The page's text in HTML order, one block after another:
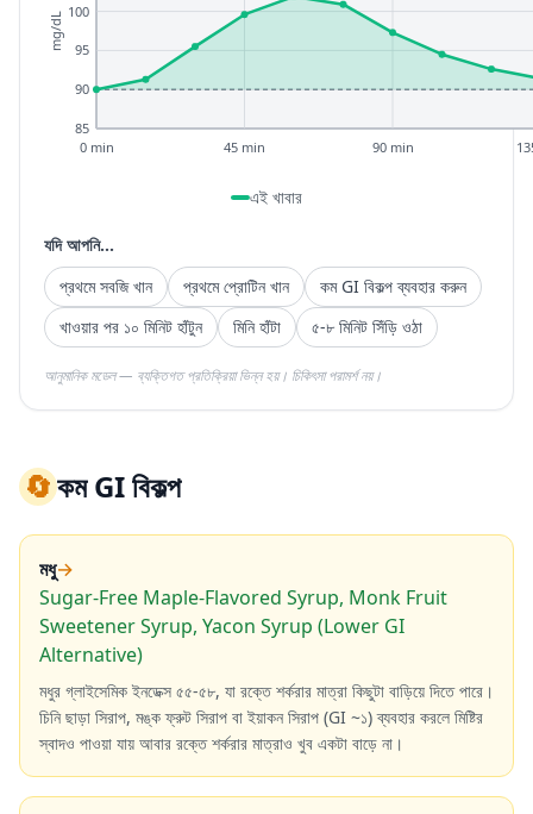
85
90
95
100
0 min 45 min 90 min
mg/dL
এই খাবার
যদি আপনি...
প্রথমে সবজি খান
প্রথমে প্রোটিন খান
কম GI বিকল্প ব্যবহার করুন
খাওয়ার পর ১০ মিনিট হাঁটুন
মিনি হাঁটা ৫-৮ মিনিট সিঁড়ি ওঠা
আনুমানিক মডেল — ব্যক্তিগত প্রতিক্রিয়া ভিন্ন হয়। চিকিৎসা পরামর্শ নয়।
🔄কম GI বিকল্প
মধু→
Sugar-Free Maple-Flavored Syrup, Monk Fruit
Sweetener Syrup, Yacon Syrup (Lower GI
Alternative)
মধুর গ্লাইসেমিক ইনডেক্স ৫৫-৫৮, যা রক্তে শর্করার মাত্রা কিছুটা বাড়িয়ে দিতে পারে।
চিনি ছাড়া সিরাপ, মঙ্ক ফ্রুট সিরাপ বা ইয়াকন সিরাপ (GI ~১) ব্যবহার করলে মিষ্টির
স্বাদও পাওয়া যায় আবার রক্তে শর্করার মাত্রাও খুব একটা বাড়ে না।